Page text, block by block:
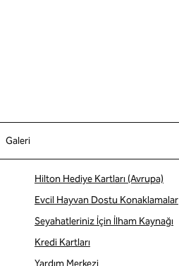
Galeri
Hilton Hediye Kartları (Avrupa)
Evcil Hayvan Dostu Konaklamalar
Seyahatleriniz İçin İlham Kaynağı
Kredi Kartları
Yardım Merkezi